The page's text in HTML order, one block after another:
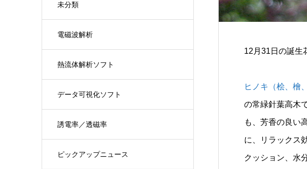
未分類
電磁波解析
熱流体解析ソフト
データ可視化ソフト
誘電率／透磁率
ピックアップニュース
12月31日の誕生
ヒノキ（桧、檜
の常緑針葉高木
も、芳香の良い
に、リラックス
クッション、水